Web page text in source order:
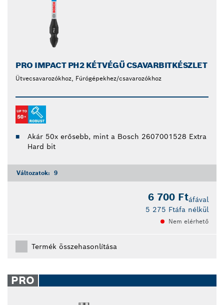
PRO IMPACT PH2 KÉTVÉGŰ CSAVARBITKÉSZLET
Ütvecsavarozókhoz, Fúrógépekhez/csavarozókhoz
Akár 50x erősebb, mint a Bosch 2607001528 Extra
Hard bit
Változatok: 9
6 700 Ftáfával
5 275 Ftáfa nélkül
Nem elérhető
Termék összehasonlítása
PRO